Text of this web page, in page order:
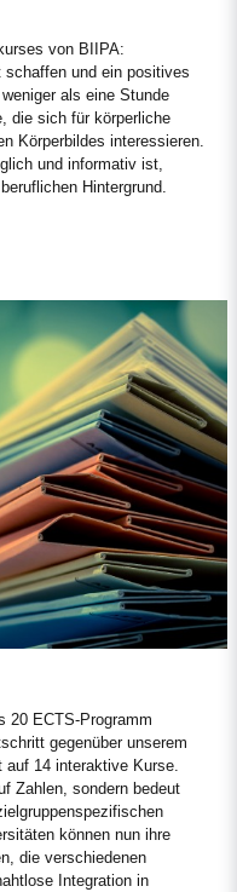
von BIIPA:
und ein positives
als eine Stunde
die sich für körperliche
Körperbildes interessieren.
und informativ ist,
Hintergrund.
20 ECTS-Programm
gegenüber unserem
14 interaktive Kurse.
Zahlen, sondern bedeut
können nun ihre
die verschiedenen
Integration in